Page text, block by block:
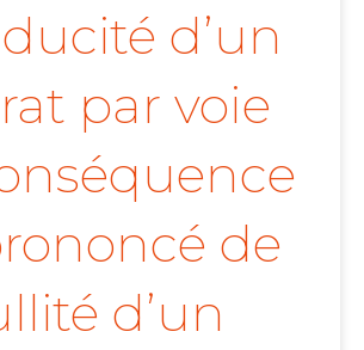
d’un
par voie
de
d’un